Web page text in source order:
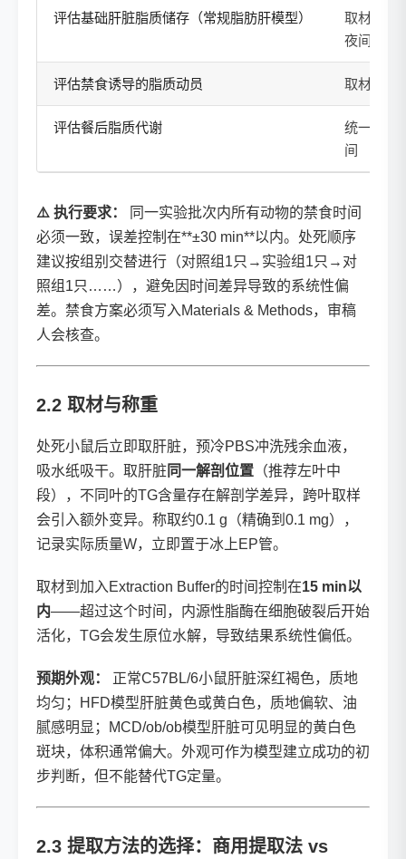
评估基础肝脏脂质储存（常规脂肪肝模型） 取材前
夜间活跃
评估禁食诱导的脂质动员 取材前
评估餐后脂质代谢 统一
间
⚠️ 执行要求：
同一实验批次内所有动物的禁食时间
必须一致，误差控制在**±30 min**以内。处死顺序
建议按组别交替进行（对照组1只→实验组1只→对
照组1只……），避免因时间差异导致的系统性偏
差。禁食方案必须写入Materials & Methods，审稿
人会核查。
2.2 取材与称重
处死小鼠后立即取肝脏，预冷PBS冲洗残余血液，
吸水纸吸干。取肝脏同一解剖位置 （推荐左叶中
段），不同叶的TG含量存在解剖学差异，跨叶取样
会引入额外变异。称取约0.1 g（精确到0.1 mg），
记录实际质量W，立即置于冰上EP管。
取材到加入Extraction Buffer的时间控制在15 min以
内——超过这个时间，内源性脂酶在细胞破裂后开始
活化，TG会发生原位水解，导致结果系统性偏低。
预期外观：
正常C57BL/6小鼠肝脏深红褐色，质地
均匀；HFD模型肝脏黄色或黄白色，质地偏软、油
腻感明显；MCD/ob/ob模型肝脏可见明显的黄白色
斑块，体积通常偏大。外观可作为模型建立成功的初
步判断，但不能替代TG定量。
2.3 提取方法的选择：商用提取法 vs